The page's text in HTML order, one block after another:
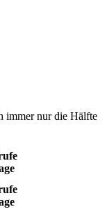
immer nur die Hälfte